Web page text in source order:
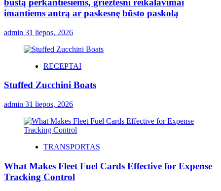
būstą perkantiesiems, griežtesni reikalavimai
imantiems antrą ar paskesnę būsto paskolą
admin 31 liepos, 2026
RECEPTAI
Stuffed Zucchini Boats
admin 31 liepos, 2026
TRANSPORTAS
What Makes Fleet Fuel Cards Effective for Expense
Tracking Control